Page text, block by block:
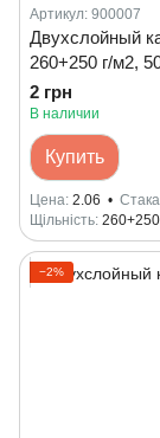
Артикул: 900007
Двухслойный
260+250 г/м2,
2 грн
В наличии
Купить
Цена 2.06
Щільність
−2%